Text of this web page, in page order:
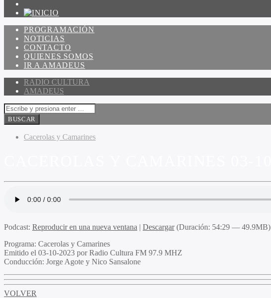
PROGRAMACIÓN
NOTICIAS
CONTACTO
QUIENES SOMOS
IR A AMADEUS
RADIO CULTURA
AMADEUS
Cacerolas y Camarines
Podcast: Reproducir en una nueva ventana | Descargar(Duración: 54:29 — 49.9MB)
Programa: Cacerolas y Camarines
Emitido el 03-10-2023 por Radio Cultura FM 97.9 MHZ
Conducción: Jorge Agote y Nico Sansalone
VOLVER